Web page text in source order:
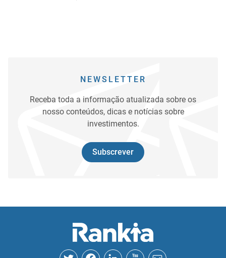
NEWSLETTER
Receba toda a informação atualizada sobre os
nosso conteúdos, dicas e notícias sobre
investimentos.
Subscrever